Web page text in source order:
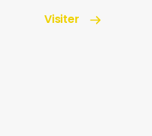
Visiter